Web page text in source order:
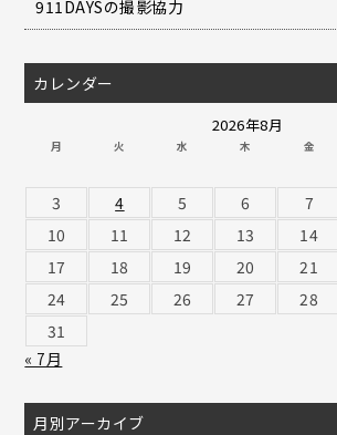
911DAYSの撮影協力
カレンダー
2026年8月
月 火 水 木 金
3
4 5 6 7
10
11 12 13 14
17
18 19 20 21
24
25 26 27 28
31
« 7月
月別アーカイブ